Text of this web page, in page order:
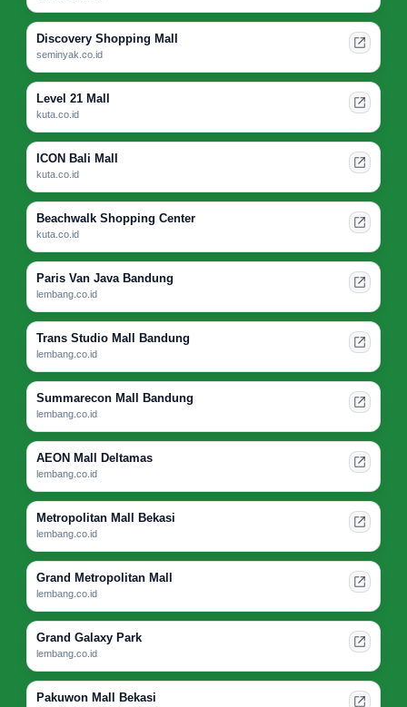
Discovery Shopping Mall
seminyak.co.id
Level 21 Mall
kuta.co.id
ICON Bali Mall
kuta.co.id
Beachwalk Shopping Center
kuta.co.id
Paris Van Java Bandung
lembang.co.id
Trans Studio Mall Bandung
lembang.co.id
Summarecon Mall Bandung
lembang.co.id
AEON Mall Deltamas
lembang.co.id
Metropolitan Mall Bekasi
lembang.co.id
Grand Metropolitan Mall
lembang.co.id
Grand Galaxy Park
lembang.co.id
Pakuwon Mall Bekasi